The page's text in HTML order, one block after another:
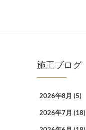
施工ブログ
2026年8月 (5)
2026年7月 (18)